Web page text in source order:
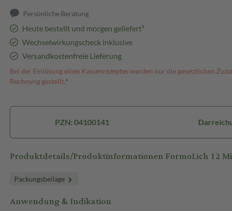
Persönliche Beratung
Heute bestellt und morgen geliefert³
Wechselwirkungscheck inklusive
Versandkostenfreie Lieferung
Bei der Einlösung eines Kassenrezeptes werden nur die gesetzlichen
Rechnung gestellt.⁴
PZN: 04100141
Produktdetails/Produktinformationen FormoLich 12
Packungsbeilage
Anwendung & Indikation